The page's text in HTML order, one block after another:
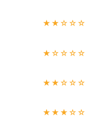
★★☆☆☆
★☆☆☆☆
★★☆☆☆
★★★☆☆